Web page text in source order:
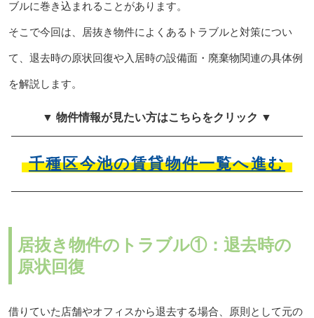
ブルに巻き込まれることがあります。
そこで今回は、居抜き物件によくあるトラブルと対策につい
て、退去時の原状回復や入居時の設備面・廃棄物関連の具体例
を解説します。
▼ 物件情報が見たい方はこちらをクリック ▼
千種区今池の賃貸物件一覧へ進む
居抜き物件のトラブル①：退去時の
原状回復
借りていた店舗やオフィスから退去する場合、原則として元の